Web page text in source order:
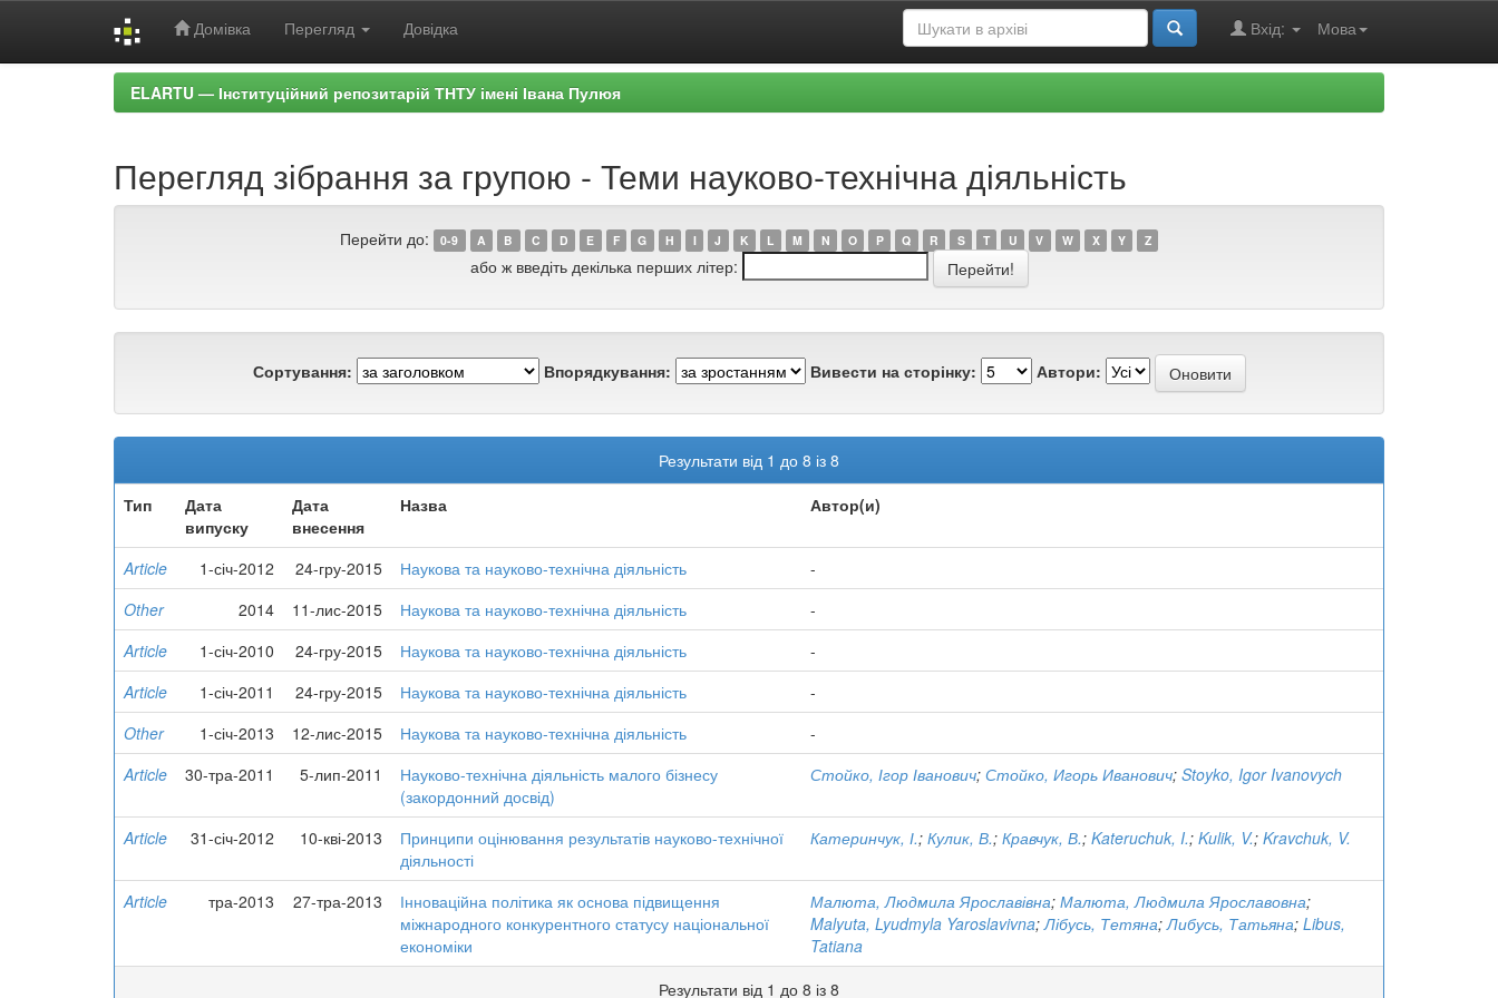
Домівка Перегляд Довідка Мова
Вхід:
ELARTU — Інституційний репозитарій ТНТУ імені Івана Пулюя
Перегляд зібрання за групою - Теми науково-технічна діяльність
Перейти до: 0-9 A B C D E F G H I J K L M N O P Q R S T U V W X Y Z
або ж введіть декілька перших літер:
Сортування: Впорядкування: Вивести на сторінку: Автори:
Результати від 1 до 8 із 8
Тип
Дата
випуску
Дата
внесення
Назва Автор(и)
Article 1-січ-2012 24-гру-2015 Наукова та науково-технічна діяльність
-
Other
2014 11-лис-2015 Наукова та науково-технічна діяльність
-
Article
1-січ-2010 24-гру-2015 Наукова та науково-технічна діяльність
-
Article
1-січ-2011 24-гру-2015 Наукова та науково-технічна діяльність
-
Other
1-січ-2013 12-лис-2015 Наукова та науково-технічна діяльність
-
Article
30-тра-2011 5-лип-2011
Науково-технічна діяльність малого бізнесу
(закордонний досвід)
Стойко, Ігор Іванович; Стойко, Игорь Иванович; Stoyko, Igor Ivanovych
Article 31-січ-2012 10-кві-2013
Принципи оцінювання результатів науково-технічної
діяльності
Катеринчук, І.; Кулик, В.; Кравчук, В.; Kateruchuk, I.; Kulik, V.; Kravchuk, V.
Article тра-2013 27-тра-2013
Інноваційна політика як основа підвищення
міжнародного конкурентного статусу національної
економіки
Малюта, Людмила Ярославівна; Малюта, Людмила Ярославовна;
Malyuta, Lyudmyla Yaroslavivna;Лібусь, Тетяна;Либусь, Татьяна; Libus,
Tatiana
Результати від 1 до 8 із 8